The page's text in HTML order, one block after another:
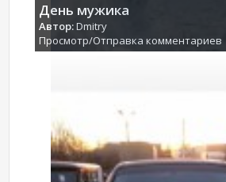
День мужика
Автор:Dmitry
Просмотр/Отправка комментариев